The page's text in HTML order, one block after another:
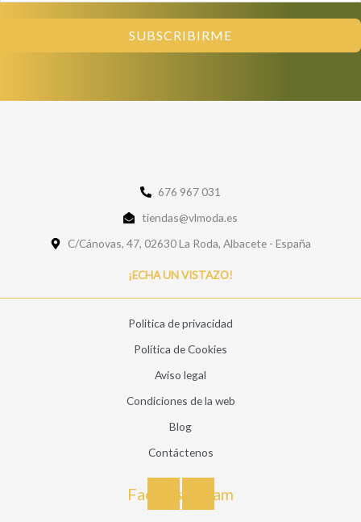
SUBSCRIBIRME
676 967 031
tiendas@vlmoda.es
C/Cánovas, 47, 02630 La Roda, Albacete - España
¡ECHA UN VISTAZO!
Politica de privacidad
Política de Cookies
Aviso legal
Condiciones de la web
Blog
Contáctenos
FacebookInstagram